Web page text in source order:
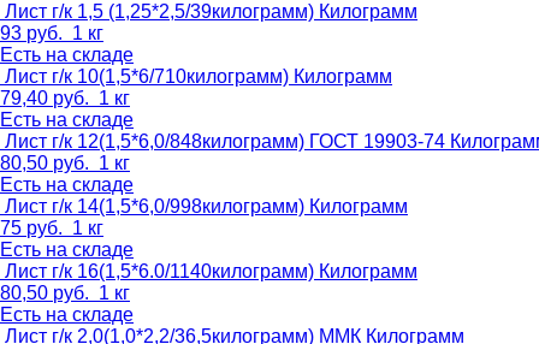
Лист г/к 1,5 (1,25*2,5/39килограмм) Килограмм
93 руб. 1 кг
Есть на складе
Лист г/к 10(1,5*6/710килограмм) Килограмм
79,40 руб. 1 кг
Есть на складе
Лист г/к 12(1,5*6,0/848килограмм) ГОСТ 19903-74
80,50 руб. 1 кг
Есть на складе
Лист г/к 14(1,5*6,0/998килограмм) Килограмм
75 руб. 1 кг
Есть на складе
Лист г/к 16(1,5*6.0/1140килограмм) Килограмм
80,50 руб. 1 кг
Есть на складе
Лист г/к 2,0(1,0*2,2/36,5килограмм) ММК Килограмм